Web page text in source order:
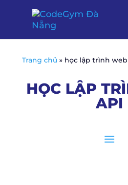
Trang chủ» học lập trình
HỌC LẬP
API